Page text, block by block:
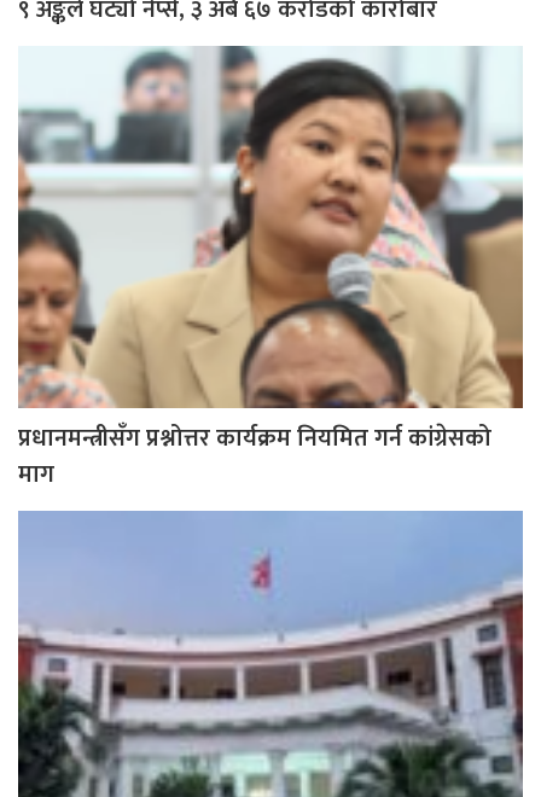
९ अङ्कले घट्यो नेप्से, ३ अर्ब ६७ करोडको कारोबार
प्रधानमन्त्रीसँग प्रश्नोत्तर कार्यक्रम नियमित गर्न कांग्रेसको
माग